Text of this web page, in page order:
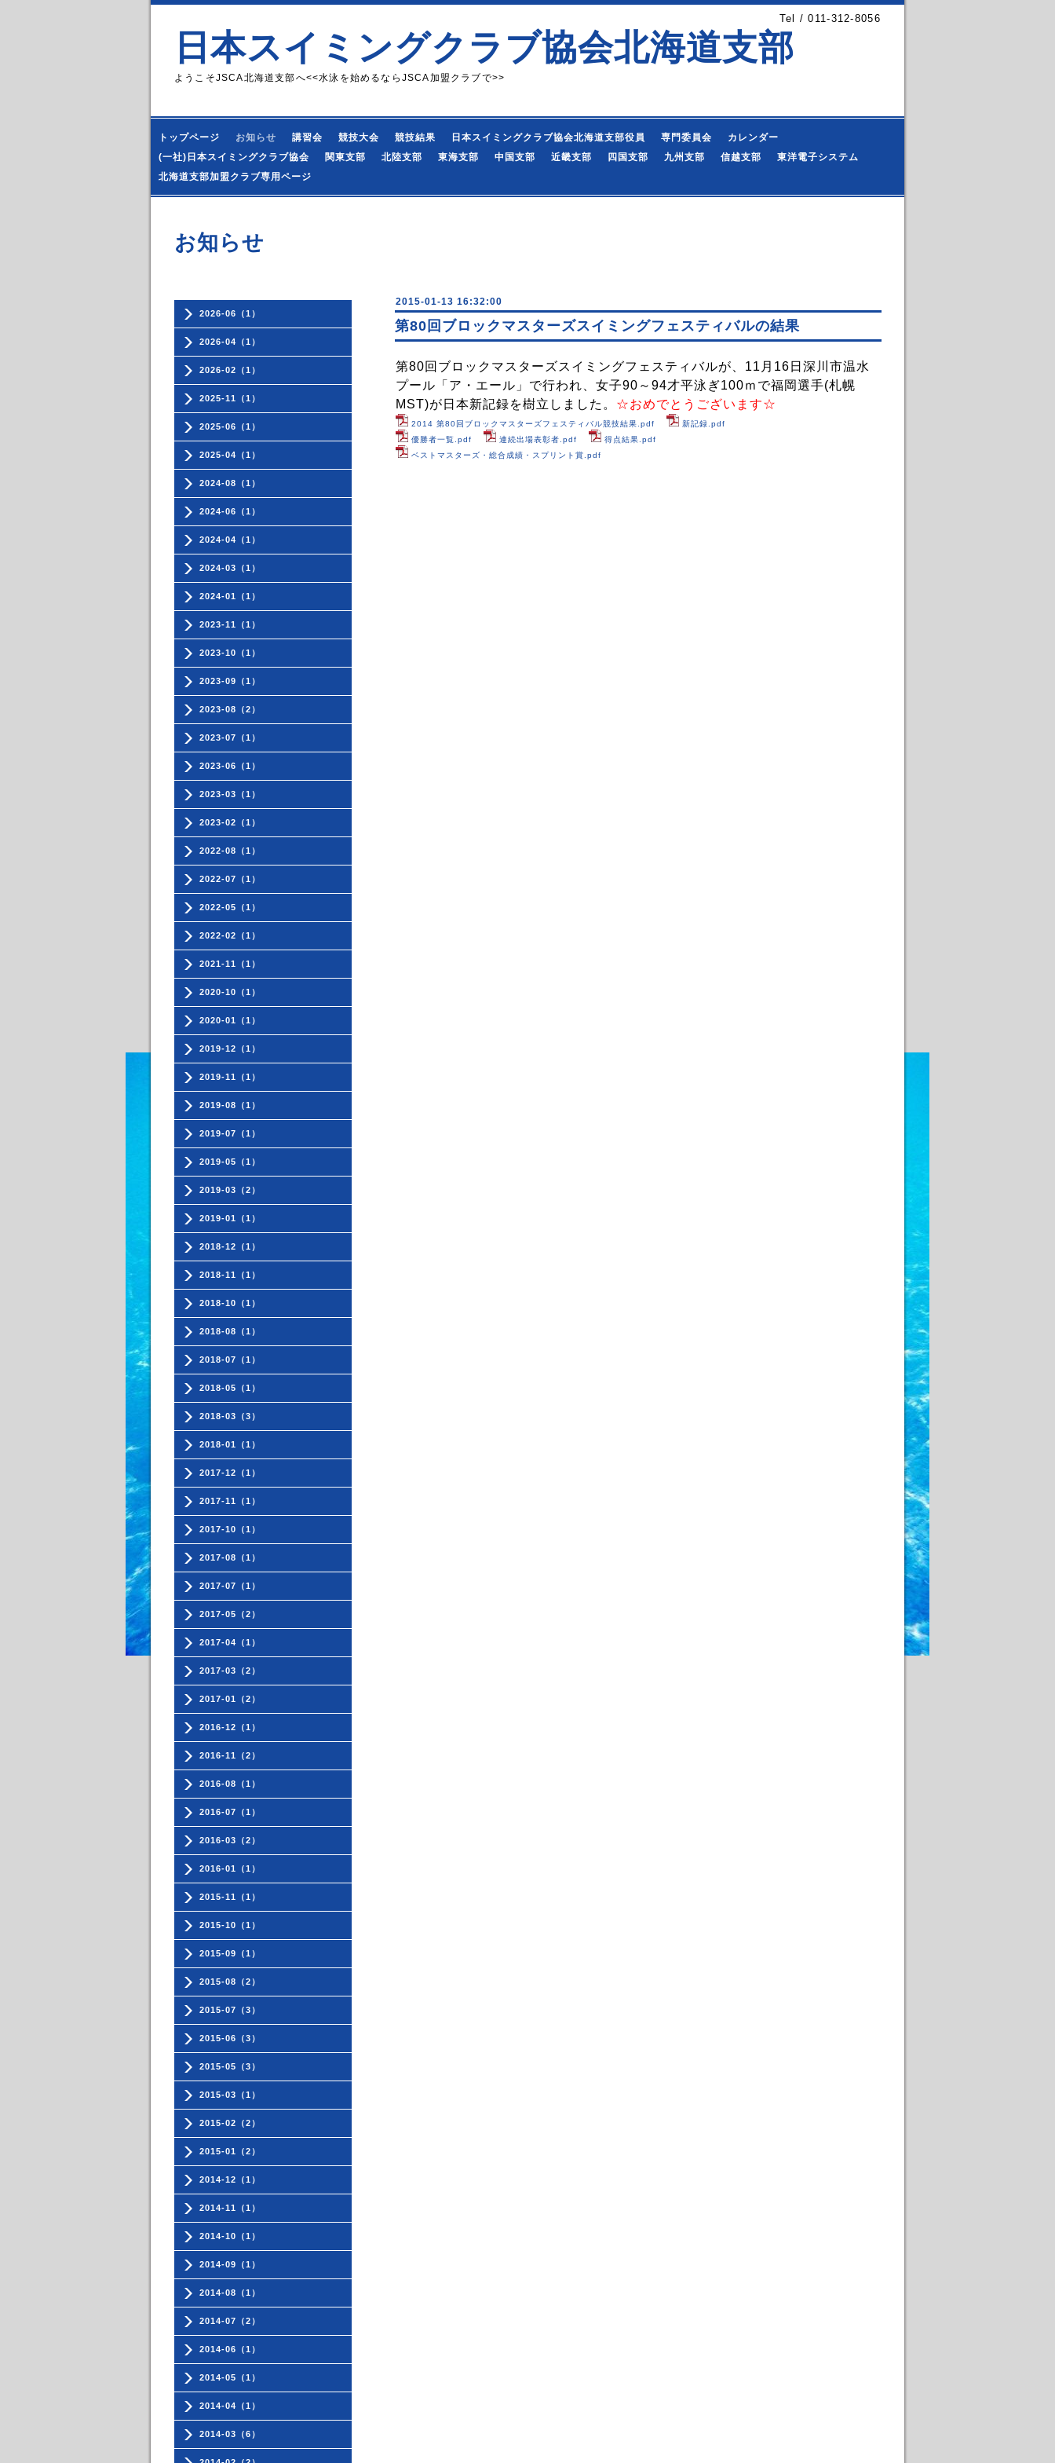
Tel / 011-312-8056
日本スイミングクラブ協会北海道支部
ようこそJSCA北海道支部へ<<水泳を始めるならJSCA加盟クラブで>>
トップページ お知らせ 講習会 競技大会 競技結果 日本スイミングクラブ協会北海道支部役員 専門委員会
カレンダー
(一社)日本スイミングクラブ協会
関東支部 北陸支部 東海支部 中国支部 近畿支部 四国支部 九州支部 信越支部
東洋電子システム
北海道支部加盟クラブ専用ページ
2026-06（1）
2026-04（1）
2026-02（1）
2025-11（1）
2025-06（1）
2025-04（1）
2024-08（1）
2024-06（1）
2024-04（1）
2024-03（1）
2024-01（1）
2023-11（1）
2023-10（1）
2023-09（1）
2023-08（2）
2023-07（1）
2023-06（1）
2023-03（1）
2023-02（1）
2022-08（1）
2022-07（1）
2022-05（1）
2022-02（1）
2021-11（1）
2020-10（1）
2020-01（1）
2019-12（1）
2019-11（1）
2019-08（1）
2019-07（1）
2019-05（1）
2019-03（2）
2019-01（1）
2018-12（1）
2018-11（1）
2018-10（1）
2018-08（1）
2018-07（1）
2018-05（1）
2018-03（3）
2018-01（1）
2017-12（1）
2017-11（1）
2017-10（1）
2017-08（1）
2017-07（1）
2017-05（2）
2017-04（1）
2017-03（2）
2017-01（2）
2016-12（1）
2016-11（2）
2016-08（1）
2016-07（1）
2016-03（2）
2016-01（1）
2015-11（1）
2015-10（1）
2015-09（1）
2015-08（2）
2015-07（3）
2015-06（3）
2015-05（3）
2015-03（1）
2015-02（2）
2015-01（2）
2014-12（1）
2014-11（1）
2014-10（1）
2014-09（1）
2014-08（1）
2014-07（2）
2014-06（1）
2014-05（1）
2014-04（1）
2014-03（6）
お知らせ
2015-01-13 16:32:00
第80回ブロックマスターズスイミングフェスティバルの結果
第80回ブロックマスターズスイミングフェスティバルが、11月16日深川市温水
プール「ア・エール」で行われ、女子90～94才平泳ぎ100ｍで福岡選手(札幌
MST)が日本新記録を樹立しました。 ☆おめでとうございます☆
2014 第80回ブロックマスターズフェスティバル競技結果.pdf
新記録.pdf
優勝者一覧.pdf
連続出場表彰者.pdf
得点結果.pdf
ベストマスターズ・総合成績・スプリント賞.pdf